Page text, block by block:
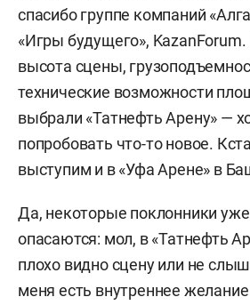
спасибо группе компаний
«Игры будущего»,
высота сцены,
технические возможности
выбрали «Татнефть Арену» —
попробовать что-то новое.
выступим и в «Уфа Арене» в
Да, некоторые поклонники
опасаются: мол, в «Татнефть
плохо видно сцену или не
меня есть внутреннее